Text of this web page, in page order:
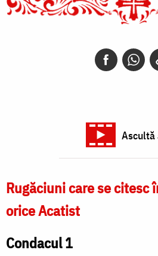
Ascultă
Rugăciuni care se citesc
orice Acatist
Condacul 1